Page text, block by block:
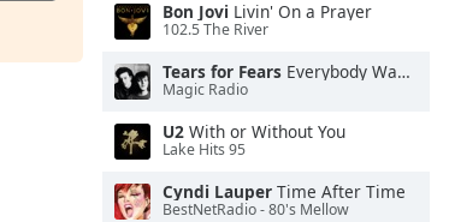
Bon Jovi Livin' On a Prayer
102.5 The River
Tears for Fears Everybody Wants To Rule the World
Magic Radio
U2 With or Without You
Lake Hits 95
Cyndi Lauper Time After Time
BestNetRadio - 80's Mellow